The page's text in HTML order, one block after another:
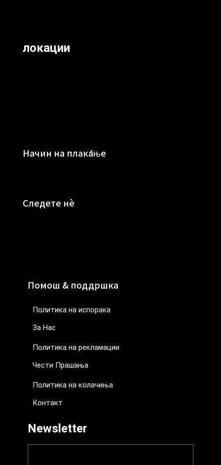
локации
Начин на плаќање
Следете нè
Помош & поддршка
Политика на испорака
За Нас
Политика на рекламации
Чести Прашања
Политика на колачиња
Контакт
Newsletter